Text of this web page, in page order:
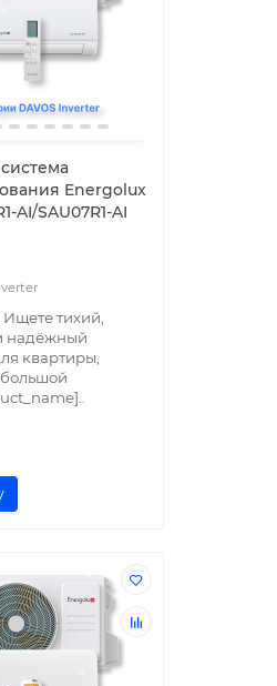
Energolux
AI/SAU07R1-AI
тихий,
надёжный
квартиры,